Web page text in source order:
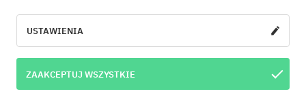
USTAWIENIA
ZAAKCEPTUJ WSZYSTKIE